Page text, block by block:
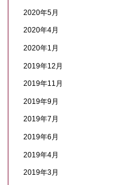
2020年5月
2020年4月
2020年1月
2019年12月
2019年11月
2019年9月
2019年7月
2019年6月
2019年4月
2019年3月